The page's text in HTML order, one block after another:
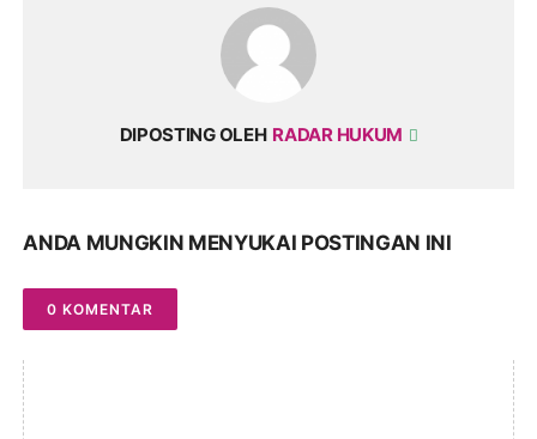
DIPOSTING OLEH RADAR HUKUM
ANDA MUNGKIN MENYUKAI POSTINGAN INI
0 KOMENTAR